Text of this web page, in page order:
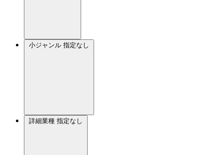
小ジャンル 指定なし
詳細業種 指定なし